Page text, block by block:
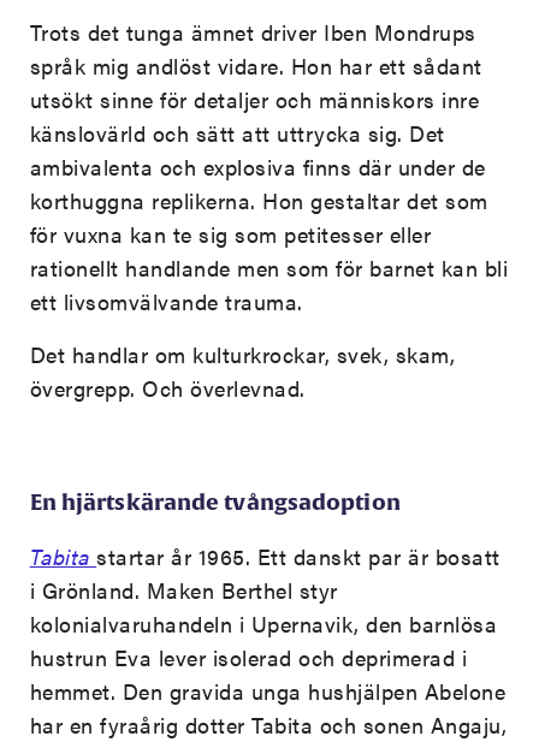
Trots det tunga ämnet driver Iben Mondrups
språk mig andlöst vidare. Hon har ett sådant
utsökt sinne för detaljer och människors inre
känslovärld och sätt att uttrycka sig. Det
ambivalenta och explosiva finns där under de
korthuggna replikerna. Hon gestaltar det som
för vuxna kan te sig som petitesser eller
rationellt handlande men som för barnet kan bli
ett livsomvälvande trauma.
Det handlar om kulturkrockar, svek, skam,
övergrepp. Och överlevnad.
En hjärtskärande tvångsadoption
Tabitastartar år 1965. Ett danskt par är bosatt
i Grönland. Maken Berthel styr
kolonialvaruhandeln i Upernavik, den barnlösa
hustrun Eva lever isolerad och deprimerad i
hemmet. Den gravida unga hushjälpen Abelone
har en fyraårig dotter Tabita och sonen Angaju,